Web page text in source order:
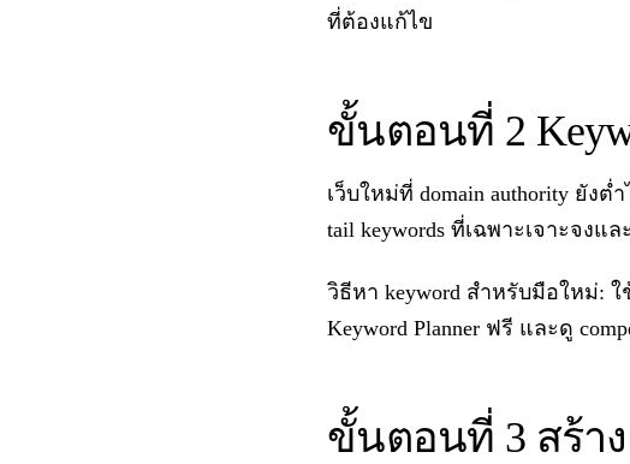
ที่ต้องแก้ไข
ขั้นตอนที่ 2
เว็บใหม่ที่ domain authority ยังต่
tail keywords ที่เฉพาะเจาะจงแล
วิธีหา keyword สำหรับมือใหม่: ใช้
Keyword Planner ฟรี และดู
ขั้นตอนที่ 3 สร้า